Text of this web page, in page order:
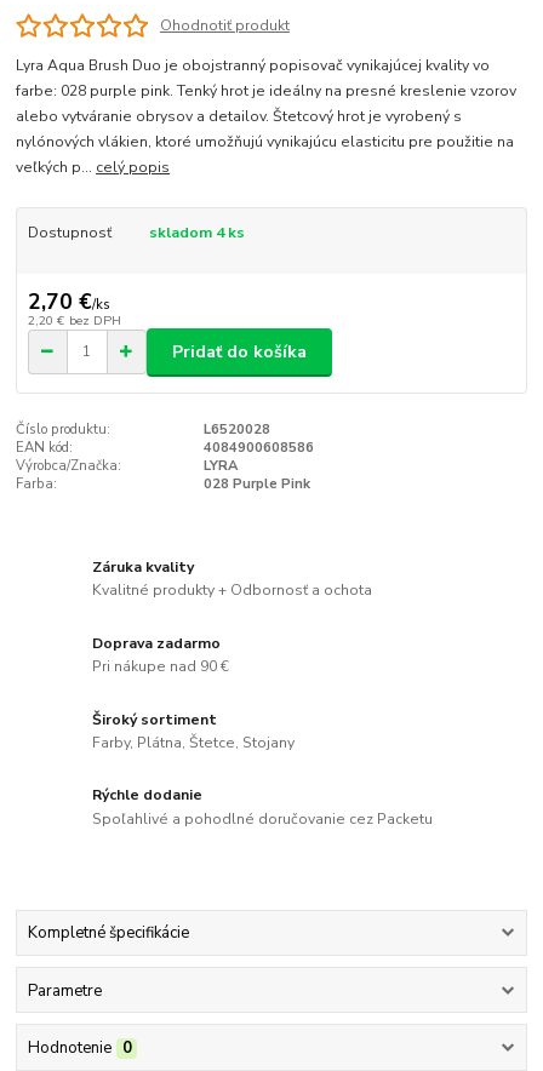
Ohodnotiť produkt
Lyra Aqua Brush Duo je obojstranný popisovač vynikajúcej kvality vo
farbe: 028 purple pink. Tenký hrot je ideálny na presné kreslenie vzorov
alebo vytváranie obrysov a detailov. Štetcový hrot je vyrobený s
nylónových vlákien, ktoré umožňujú vynikajúcu elasticitu pre použitie na
veľkých p... celý popis
Dostupnosť skladom 4 ks
2,70 €/ks
2,20 € bez DPH
Pridať do košíka
Číslo produktu:
L6520028
EAN kód:
4084900608586
Výrobca/Značka:
LYRA
Farba:
028 Purple Pink
Záruka kvality
Kvalitné produkty + Odbornosť a ochota
Doprava zadarmo
Pri nákupe nad 90 €
Široký sortiment
Farby, Plátna, Štetce, Stojany
Rýchle dodanie
Spoľahlivé a pohodlné doručovanie cez Packetu
Kompletné špecifikácie
Parametre
Hodnotenie 0